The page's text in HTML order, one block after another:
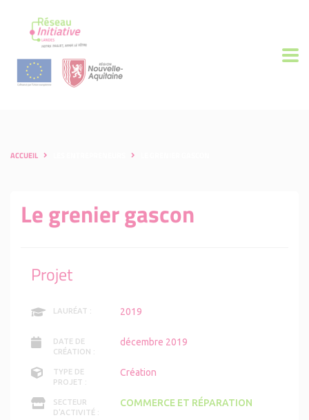
ACCUEIL
Le grenier gascon
Projet
LAURÉAT : 2019
DATE DE
CRÉATION :
décembre 2019
TYPE DE
PROJET :
Création
SECTEUR
D'ACTIVITÉ :
COMMERCE ET RÉPARATION